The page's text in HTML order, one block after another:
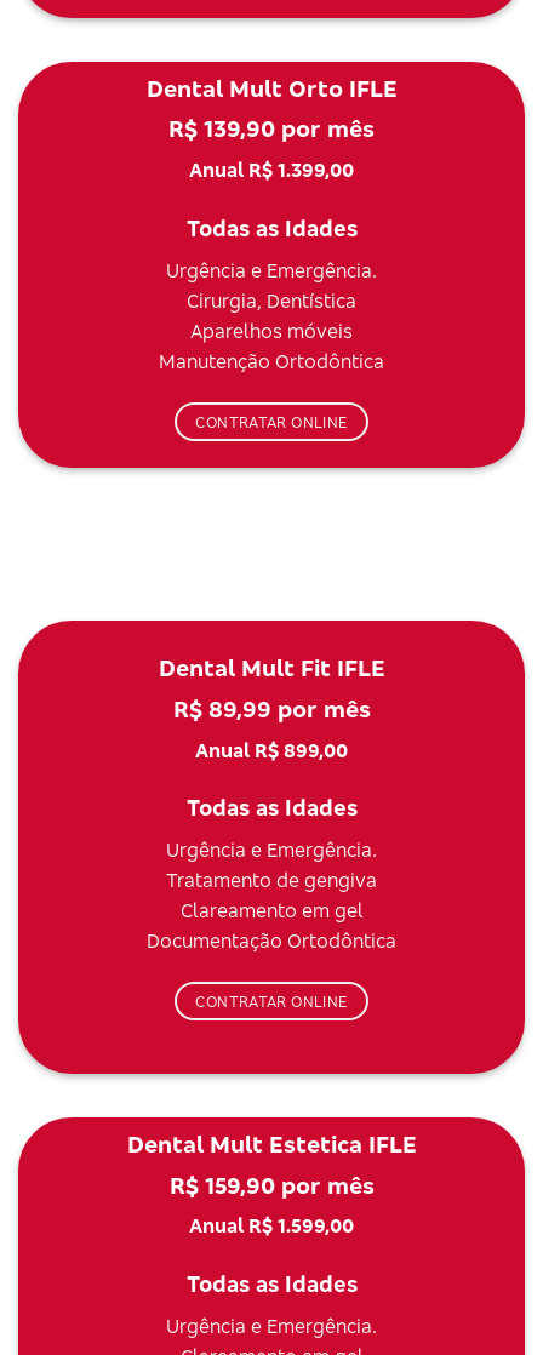
Dental Mult Orto IFLE
R$ 139,90 por mês
Anual R$ 1.399,00
Todas as Idades
Urgência e Emergência.
Cirurgia, Dentística
Aparelhos móveis
Manutenção Ortodôntica
CONTRATAR ONLINE
Dental Mult Fit IFLE
R$ 89,99 por mês
Anual R$ 899,00
Todas as Idades
Urgência e Emergência.
Tratamento de gengiva
Clareamento em gel
Documentação Ortodôntica
CONTRATAR ONLINE
Dental Mult Estetica IFLE
R$ 159,90 por mês
Anual R$ 1.599,00
Todas as Idades
Urgência e Emergência.